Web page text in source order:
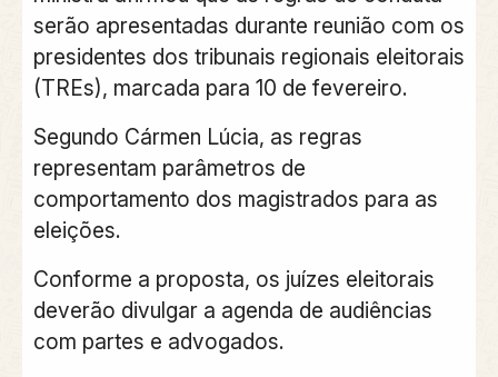
serão apresentadas durante reunião com os
presidentes dos tribunais regionais eleitorais
(TREs), marcada para 10 de fevereiro.
Segundo Cármen Lúcia, as regras
representam parâmetros de
comportamento dos magistrados para as
eleições.
Conforme a proposta, os juízes eleitorais
deverão divulgar a agenda de audiências
com partes e advogados.